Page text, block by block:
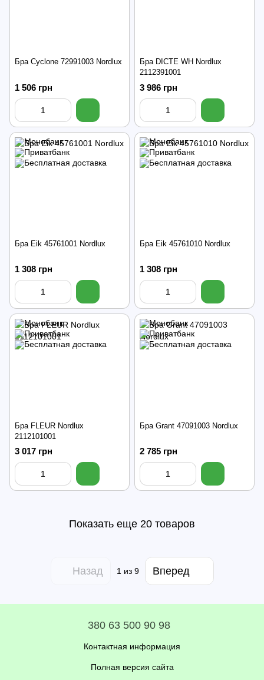
Бра Cyclone 72991003 Nordlux
1 506 грн
Бра DICTE WH Nordlux
2112391001
3 986 грн
Бра Eik 45761001 Nordlux
1 308 грн
Бра Eik 45761010 Nordlux
1 308 грн
Бра FLEUR Nordlux
2112101001
3 017 грн
Бра Grant 47091003 Nordlux
2 785 грн
Показать еще 20 товаров
Назад 1из 9 Вперед
380 63 500 90 98
Контактная информация
Полная версия сайта